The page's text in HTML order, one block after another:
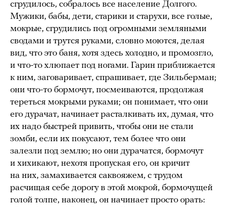
сгрудилось, собралось все население Долгого.
Мужики, бабы, дети, старики и старухи, все голые,
мокрые, сгрудились под огромными земляными
сводами и трутся руками, словно моются, делая
вид, что это баня, хотя здесь холодно, и промозгло,
и что-то хлюпает под ногами. Гарин приближается
к ним, заговаривает, спрашивает, где Зильберман;
они что-то бормочут, посмеиваются, продолжая
тереться мокрыми руками; он понимает, что они
его дурачат, начинает расталкивать их, думая, что
их надо быстрей привить, чтобы они не стали
зомби, если их покусают, тем более что они
залезли под землю; но они дурачатся, бормочут
и хихикают, нехотя пропуская его, он кричит
на них, замахивается саквояжем, с трудом
расчищая себе дорогу в этой мокрой, бормочущей
голой толпе, наконец, он начинает просто орать: